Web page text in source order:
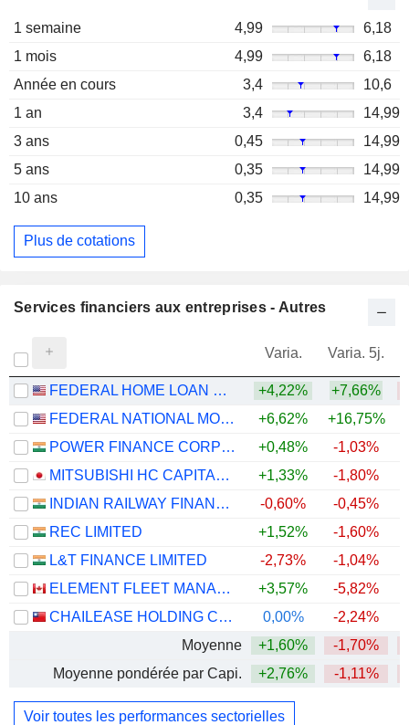
1 semaine 4,99
6,18
1 mois
4,99
6,18
Année en cours
3,4
10,6
1 an
3,4
14,99
3 ans
0,45
14,99
5 ans
0,35
14,99
10 ans
0,35 14,99
Plus de cotations
Services financiers aux entreprises - Autres
Varia. Varia. 5j.
FEDERAL HOME LOAN MORTGAGE CORPORATION +4,22% +7,66%
FEDERAL NATIONAL MORTGAGE ASSOCIATION
+6,62% +16,75%
POWER FINANCE CORPORATION LIMITED
+0,48% -1,03%
MITSUBISHI HC CAPITAL INC.
+1,33% -1,80%
INDIAN RAILWAY FINANCE CORPORATION LIMITED
-0,60% -0,45%
REC LIMITED
+1,52% -1,60%
L&T FINANCE LIMITED
-2,73% -1,04%
ELEMENT FLEET MANAGEMENT CORP.
+3,57% -5,82%
CHAILEASE HOLDING COMPANY LIMITED
0,00% -2,24%
Moyenne
+1,60% -1,70%
Moyenne pondérée par Capi.
+2,76% -1,11%
Voir toutes les performances sectorielles